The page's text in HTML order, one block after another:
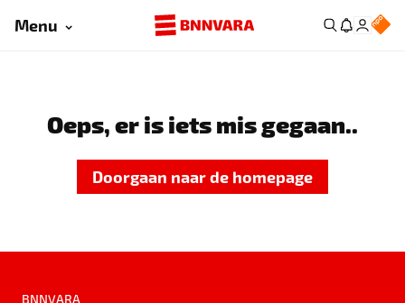
Menu
Oeps, er is iets mis gegaan..
Doorgaan naar de homepage
BNNVARA